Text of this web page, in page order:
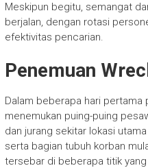
Meskipun begitu, semangat
berjalan, dengan rotasi
efektivitas pencarian.
Penemuan
Dalam beberapa hari pertama
menemukan puing-puing
dan jurang sekitar lokasi
serta bagian tubuh korban
tersebar di beberapa titik yang